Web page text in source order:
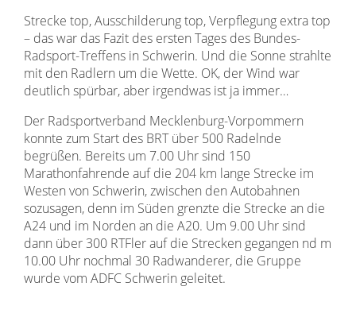
Strecke top, Ausschilderung top, Verpflegung extra top
– das war das Fazit des ersten Tages des Bundes-
Radsport-Treffens in Schwerin. Und die Sonne strahlte
mit den Radlern um die Wette. OK, der Wind war
deutlich spürbar, aber irgendwas ist ja immer…
Der Radsportverband Mecklenburg-Vorpommern
konnte zum Start des BRT über 500 Radelnde
begrüßen. Bereits um 7.00 Uhr sind 150
Marathonfahrende auf die 204 km lange Strecke im
Westen von Schwerin, zwischen den Autobahnen
sozusagen, denn im Süden grenzte die Strecke an die
A24 und im Norden an die A20. Um 9.00 Uhr sind
dann über 300 RTFler auf die Strecken gegangen nd m
10.00 Uhr nochmal 30 Radwanderer, die Gruppe
wurde vom ADFC Schwerin geleitet.